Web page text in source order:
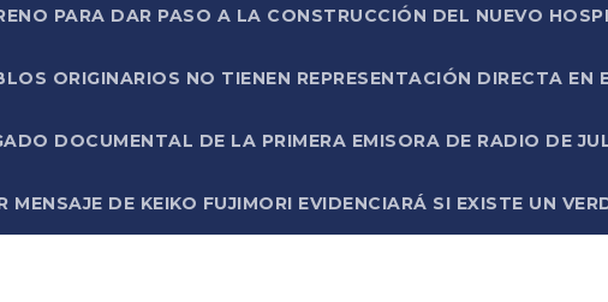
PARA DAR PASO A LA CONSTRUCCIÓN DEL NUEVO
ORIGINARIOS NO TIENEN REPRESENTACIÓN DIRECTA EN
DOCUMENTAL DE LA PRIMERA EMISORA DE RADIO DE
DE KEIKO FUJIMORI EVIDENCIARÁ SI EXISTE UN